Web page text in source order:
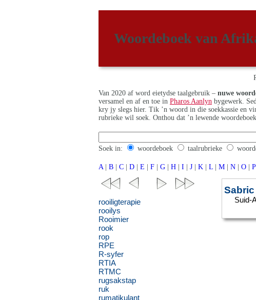
Woordeboek van
Van 2020 af word eietydse taalgebruik – nuwe
versamel en af en toe in Pharos Aanlyn bygewerk.
kry jy slegs hier. Tik ’n woord in die soekkassie en
rubrieke wil soek. Onthou dat ’n lewende
Soek in: woordeboek taalrubrieke
A | B | C | D | E | F | G | H | I | J | K | L | M | N | O | P
Sabric
Suid-
rooiligterapie
rooilys
Rooimier
rook
rop
RPE
R-syfer
RTIA
RTMC
rugsakstap
ruk
rumatikulant